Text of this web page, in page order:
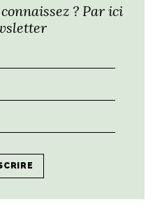
de cette série !? Par ici